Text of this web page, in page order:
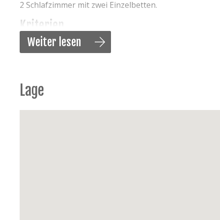
2 Schlafzimmer mit zwei Einzelbetten.
Kriterien
Audio / Multimedia
in ein Zimmer (Warm und Kalt)
Netboden Bett, 4 Einzel Decken, 2 Doppel
Weiter lesen
Lage